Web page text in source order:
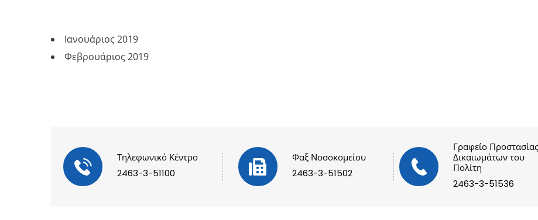
Ιανουάριος 2019
Φεβρουάριος 2019
Τηλεφωνικό Κέντρο
2463-3-51100
Φαξ Νοσοκομείου
2463-3-51502
Γραφείο Προστασίας
Δικαιωμάτων του
Πολίτη
2463-3-51536